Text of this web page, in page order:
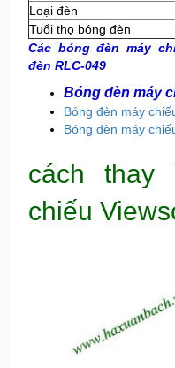
Loại đèn
Tuổi thọ bóng đèn
Các bóng đèn máy
đèn RLC-049
Bóng đèn máy
Bóng đèn máy
Bóng đèn máy
cách thay
chiếu